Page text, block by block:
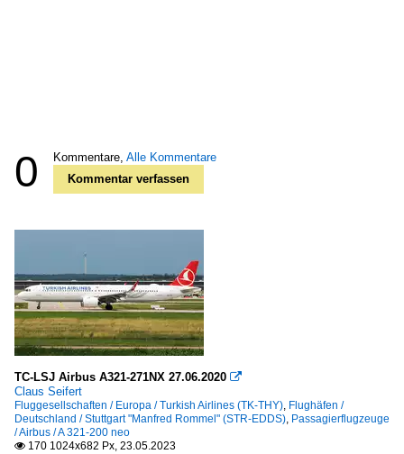
0 Kommentare, Alle Kommentare
Kommentar verfassen
TC-LSJ Airbus A321-271NX 27.06.2020 
Claus Seifert
Fluggesellschaften / Europa / Turkish Airlines (TK-THY), Flughäfen /
Deutschland / Stuttgart "Manfred Rommel" (STR-EDDS), Passagierflugzeuge
/ Airbus / A 321-200 neo
 170 1024x682 Px, 23.05.2023